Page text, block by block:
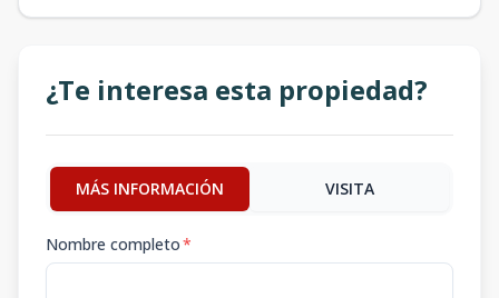
¿Te interesa esta propiedad?
MÁS INFORMACIÓN VISITA
Nombre completo*